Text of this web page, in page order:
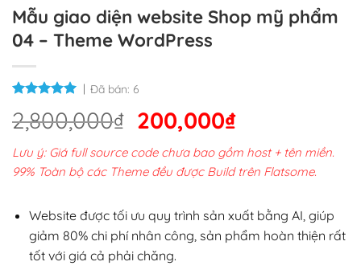
Mẫu giao diện website Shop mỹ phẩm
04 – Theme WordPress
Đã bán: 6
2,800,000₫ Giá
gốc
là:
2,800,000₫.
200,000₫Giá
hiện
tại
200,000₫.
Lưu ý: Giá full source code chưa bao gồm host + tên miền.
99% Toàn bộ các Theme đều được Build trên Flatsome.
Website được tối ưu quy trình sản xuất bằng AI, giúp
giảm 80% chi phí nhân công, sản phẩm hoàn thiện rất
tốt với giá cả phải chăng.